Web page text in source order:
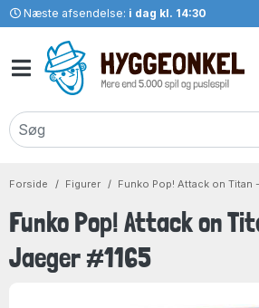
Næste afsendelse: i dag kl. 14:30
Forside Figurer Funko Pop! Attack on Titan
Funko Pop! Attack on
Jaeger #1165